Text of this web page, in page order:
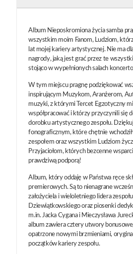
Album Nieposkromiona życia samba
wszystkim moim Fanom, Ludziom,
lat mojej kariery artystycznej. Nie ma
nagrody, jaką jest grać przez te
stojąco w wypełnionych salach
W tym miejscu pragnę podziękować
inspirującym Muzykom, Aranżerom,
muzyki, z którymi Tercet Egzotyczny
współpracować i którzy przyczynili się
dorobku artystycznego zespołu.
fonograficznym, które chętnie
zespołem oraz wszystkim Ludziom
Przyjaciołom, których bezcenne
prawdziwą podporą!
Album, który oddaję w Państwa ręce
premierowych. Są to nienagrane
założyciela i wieloletniego lidera
Dziewiątkowskiego oraz piosenki
m.in. Jacka Cygana i Mieczysława
album zawiera cztery utwory
opatrzone nowymi brzmieniami,
początków kariery zespołu.